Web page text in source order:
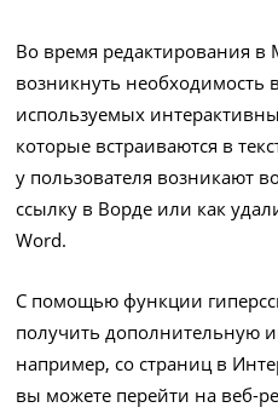
Во время редактирования в
возникнуть необходимость
используемых
которые встраиваются в
у пользователя возникают
ссылку в Ворде или как
Word.
С помощью функции
получить дополнительную
например, со страниц в
вы можете перейти на веб-